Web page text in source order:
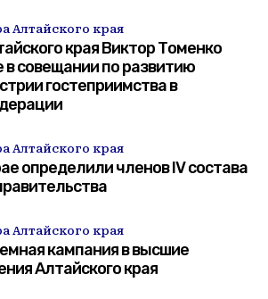
Алтайского края
края Виктор Томенко
в совещании по развитию
гостеприимства в
Алтайского края
определили членов IV состава
Алтайского края
кампания в высшие
Алтайского края